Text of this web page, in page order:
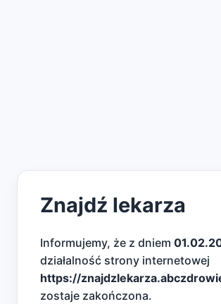
Znajdź lekarza
Informujemy, że z dniem
działalność strony internetowej
https://
zostaje zakończona.